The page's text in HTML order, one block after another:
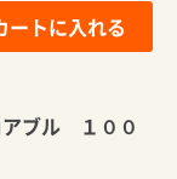
ートに入れる
アブル １００